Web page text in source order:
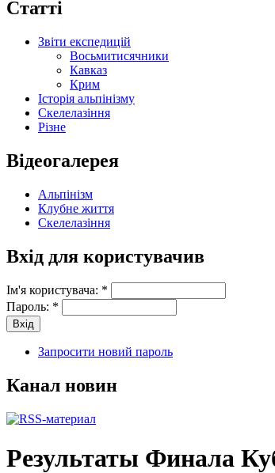
Статті
Звіти експедицій
Восьмитисячники
Кавказ
Крим
Історія альпінізму
Скелелазіння
Різне
Відеогалерея
Альпінізм
Клубне життя
Скелелазіння
Вхід для користувачив
Ім'я користувача: *
Пароль: *
Запросити новий пароль
Канал новин
Результаты Финала